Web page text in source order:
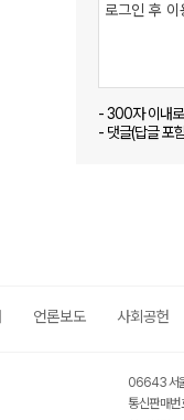
- 300자 이내
- 댓글(답글 포
언론보도 사회공헌
06643 서
통신판매